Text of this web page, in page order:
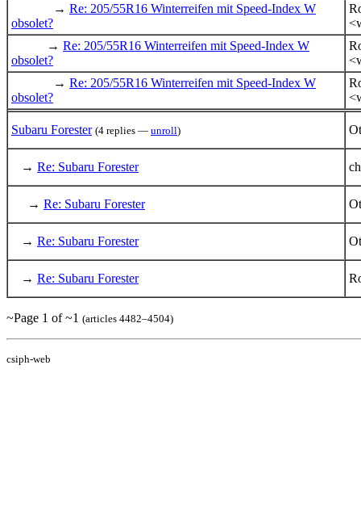
→ Re: 205/55R16 Winterreifen mit Speed-Index W
obsolet?
→ Re: 205/55R16 Winterreifen mit Speed-Index W
obsolet?
→ Re: 205/55R16 Winterreifen mit Speed-Index W
obsolet?
Subaru Forester (4 replies — unroll)
→ Re: Subaru Forester
→ Re: Subaru Forester
→ Re: Subaru Forester
→ Re: Subaru Forester
~Page 1 of ~1 (articles 4482–4504)
csiph-web